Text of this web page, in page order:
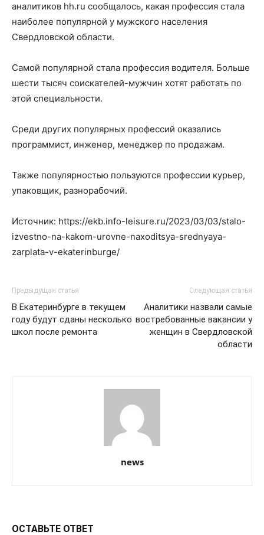
аналитиков hh.ru сообщалось, какая профессия стала
наиболее популярной у мужского населения
Свердловской области.
Самой популярной стала профессия водителя. Больше
шести тысяч соискателей-мужчин хотят работать по
этой специальности.
Среди других популярных профессий оказались
программист, инженер, менеджер по продажам.
Также популярностью пользуются профессии курьер,
упаковщик, разнорабочий.
Источник: https://ekb.info-leisure.ru/2023/03/03/stalo-
izvestno-na-kakom-urovne-naxoditsya-srednyaya-
zarplata-v-ekaterinburge/
Предыдущая статья
В Екатеринбурге в текущем
году будут сданы несколько
школ после ремонта
Следующая статья
Аналитики назвали самые
востребованные вакансии у
женщин в Свердловской
области
news
ОСТАВЬТЕ ОТВЕТ